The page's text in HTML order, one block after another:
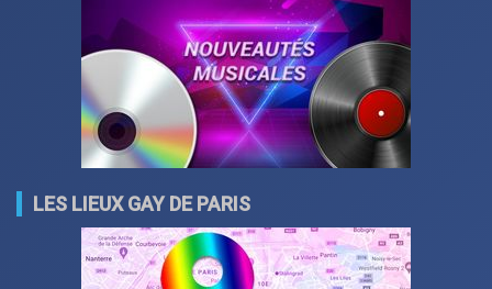
LES LIEUX GAY DE PARIS